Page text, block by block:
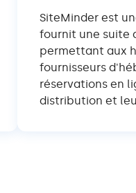
SiteMinder est
fournit une suite
permettant aux
fournisseurs
réservations en
distribution et